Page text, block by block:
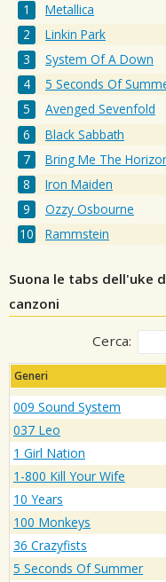
Metallica
Linkin Park
System Of A Down
5 Seconds Of
Avenged Sevenfold
Black Sabbath
Bring Me The
Iron Maiden
Ozzy Osbourne
Rammstein
Suona le tabs dell'uke
canzoni
Cerca:
Generi
009 Sound System
037 Leo
1 Girl Nation
1-800 Kill Your Wife
10 Years
100 Monkeys
36 Crazyfists
5 Seconds Of Summer